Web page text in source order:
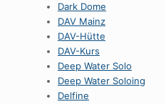
Dark Dome
DAV Mainz
DAV-Hütte
DAV-Kurs
Deep Water Solo
Deep Water Soloing
Delfine